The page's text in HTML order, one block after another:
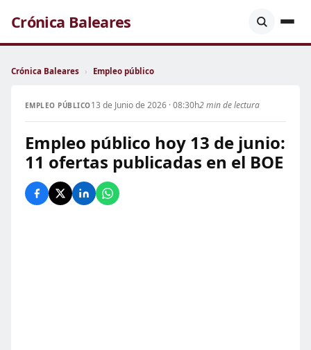
Crónica Baleares
Crónica Baleares › Empleo público
EMPLEO PÚBLICO13 de Junio de 2026 · 08:30h2 min de lectura
Empleo público hoy 13 de junio:
11 ofertas publicadas en el BOE